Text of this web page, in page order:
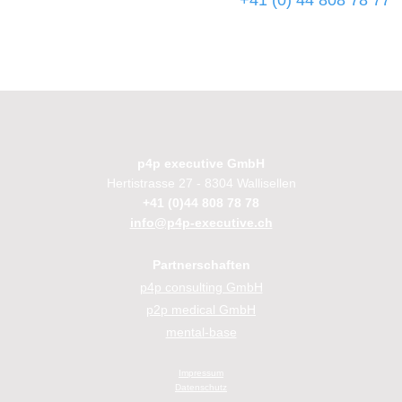
p4p executive GmbH
Hertistrasse 27 - 8304 Wallisellen
+41 (0)44 808 78 78
info@p4p-executive.ch
Partnerschaften
p4p consulting GmbH
p2p medical GmbH
mental-base
Datenschutz